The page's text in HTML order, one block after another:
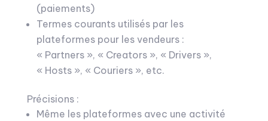
(paiements)
Termes courants utilisés par les
plateformes pour les vendeurs :
« Partners », « Creators », « Drivers »,
« Hosts », « Couriers », etc.
Précisions :
Même les plateformes avec une activité